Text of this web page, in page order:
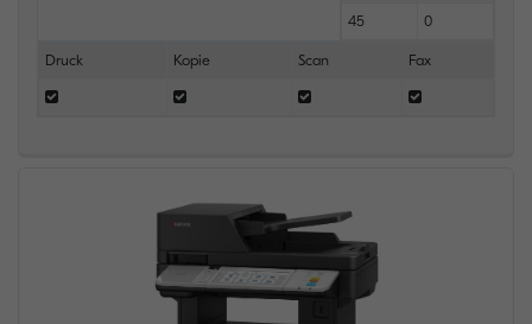
45 0
Druck Kopie Scan Fax